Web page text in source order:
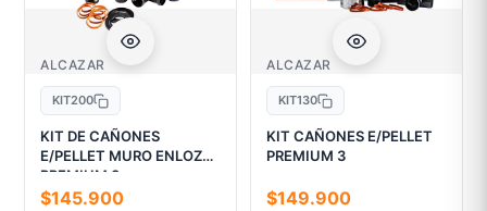
ALCAZAR
KIT200
KIT DE CAÑONES
E/PELLET MURO ENLOZ
PREMIUM 3
$145.900
ALCAZAR
KIT130
KIT CAÑONES E/PELLET
PREMIUM 3
$149.900